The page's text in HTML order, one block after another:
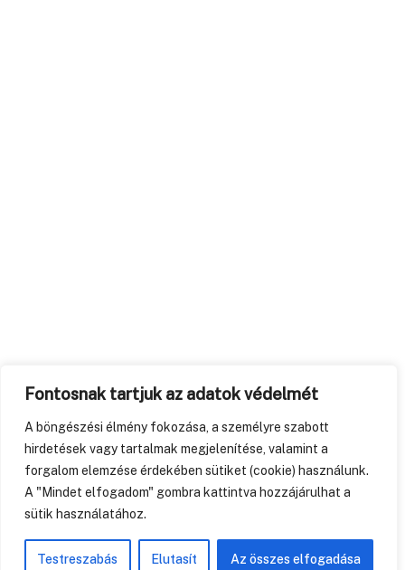
Fontosnak tartjuk az adatok védelmét
A böngészési élmény fokozása, a személyre szabott
hirdetések vagy tartalmak megjelenítése, valamint a
forgalom elemzése érdekében sütiket (cookie) használunk.
A "Mindet elfogadom" gombra kattintva hozzájárulhat a
sütik használatához.
Testreszabás Elutasít Az összes elfogadása